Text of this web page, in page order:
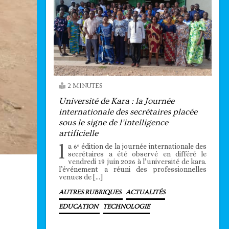
2 MINUTES
Université de Kara : la Journée
internationale des secrétaires placée
sous le signe de l’intelligence
artificielle
l a 6ᵉ édition de la journée internationale des
secrétaires a été observé en différé le
vendredi 19 juin 2026 à l’université de kara.
l’événement a réuni des professionnelles
venues de […]
AUTRES RUBRIQUES ACTUALITÉS
EDUCATION TECHNOLOGIE